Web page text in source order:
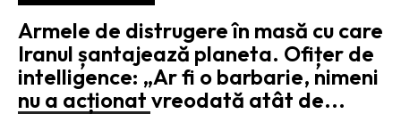
Armele de distrugere în masă cu care
Iranul șantajează planeta. Ofițer de
intelligence: „Ar fi o barbarie, nimeni
nu a acționat vreodată atât de...